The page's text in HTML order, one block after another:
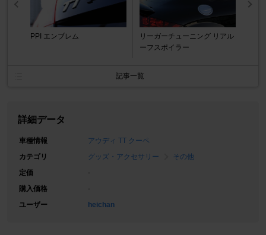
PPI エンブレム
リーガーチューニング リアル
ーフスポイラー
記事一覧
詳細データ
車種情報
アウディ TT クーペ
カテゴリ
グッズ・アクセサリー
その他
定価
-
購入価格
-
ユーザー
heichan